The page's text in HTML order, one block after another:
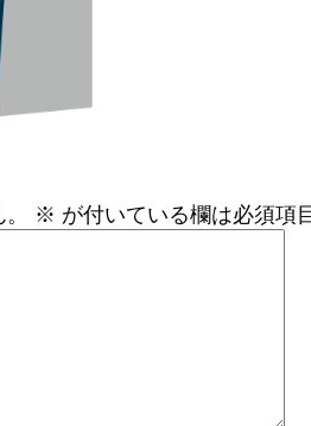
※ が付いている欄は必須項